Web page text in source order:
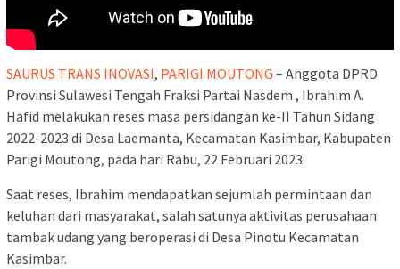
SAURUS TRANS INOVASI, PARIGI MOUTONG – Anggota DPRD
Provinsi Sulawesi Tengah Fraksi Partai Nasdem , Ibrahim A.
Hafid melakukan reses masa persidangan ke-II Tahun Sidang
2022-2023 di Desa Laemanta, Kecamatan Kasimbar, Kabupaten
Parigi Moutong, pada hari Rabu, 22 Februari 2023.
Saat reses, Ibrahim mendapatkan sejumlah permintaan dan
keluhan dari masyarakat, salah satunya aktivitas perusahaan
tambak udang yang beroperasi di Desa Pinotu Kecamatan
Kasimbar.